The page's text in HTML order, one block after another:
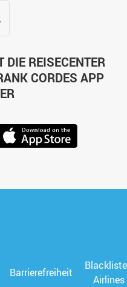
REISECENTER
CORDES APP
Barrierefreiheit
Airlines